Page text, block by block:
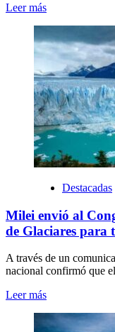
Leer más
Destacadas
Milei envió al
de Glaciares para
A través de un
nacional confirmó que
Leer más